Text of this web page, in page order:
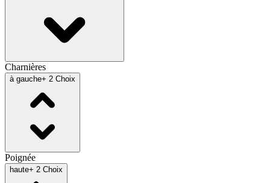
Charnières
à gauche+ 2 Choix
Poignée
haute+ 2 Choix